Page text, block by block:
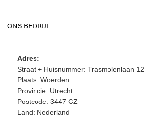
ONS BEDRIJF
Adres:
Straat + Huisnummer: Trasmolenlaan 12
Plaats: Woerden
Provincie: Utrecht
Postcode: 3447 GZ
Land: Nederland